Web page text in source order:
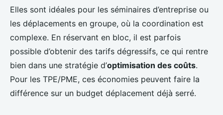
Elles sont idéales pour les séminaires d’entreprise ou
les déplacements en groupe, où la coordination est
complexe. En réservant en bloc, il est parfois
possible d’obtenir des tarifs dégressifs, ce qui rentre
bien dans une stratégie d’optimisation des coûts.
Pour les TPE/PME, ces économies peuvent faire la
différence sur un budget déplacement déjà serré.